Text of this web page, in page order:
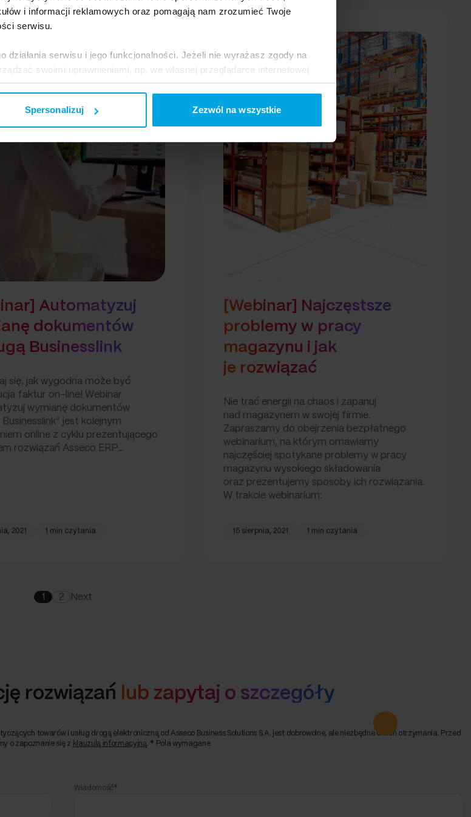
i informacji reklamowych oraz pomagają nam zrozumieć Twoje
serwisu.
działania serwisu i jego funkcjonalności. Jeżeli nie wyrażasz zgody na
swoimi uprawnieniami, np. we własnej przeglądarce internetowej
informacje na ten temat znajdziesz w naszejPolityce Cookies
dane osobowehttps://business.safety.google/privacy/.
Spersonalizuj Zezwól na wszystkie
Automatyzuj
dokumentów
Businesslink
się, jak wygodna może być
faktur on-line! Webinar
wymianę dokumentów
Businesslink” jest kolejnym
online z cyklu prezentującego
rozwiązań Asseco ERP…
2021 1 min czytania
[Webinar] Najczęstsze
problemy w pracy
magazynu i jak
je rozwiązać
Nie trać energii na chaos i zapanuj
nad magazynem w swojej firmie.
Zapraszamy do obejrzenia bezpłatnego
webinarium, na którym omawiamy
najczęściej spotykane problemy w pracy
magazynu wysokiego składowania
oraz prezentujemy sposoby ich rozwiązania.
W trakcie webinarium:
15 sierpnia, 2021 1 min czytania
1 2 Next
rozwiązań lub zapytaj o szczegóły
towarów i usług drogą elektroniczną od Asseco Business Solutions S.A. jest dobrowolne, ale niezbędne do ich otrzymania. Przed
o zapoznanie się z klauzulą informacyjną. * Pola wymagane
Wiadomość*